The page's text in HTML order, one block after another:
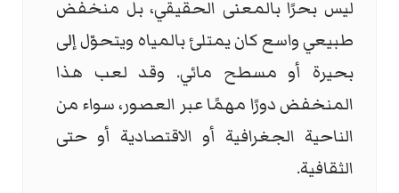
ليس بحرًا بالمعنى الحقيقي، بل منخفض
طبيعي واسع كان يمتلئ بالمياه ويتحوّل إلى
بحيرة أو مسطح مائي. وقد لعب هذا
المنخفض دورًا مهمًا عبر العصور، سواء من
الناحية الجغرافية أو الاقتصادية أو حتى
الثقافية.